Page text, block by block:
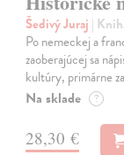
Šedivý Juraj |
Po nemeckej a
zaoberajúcej sa
kultúry, primárne
Na sklade ?
28,30 €